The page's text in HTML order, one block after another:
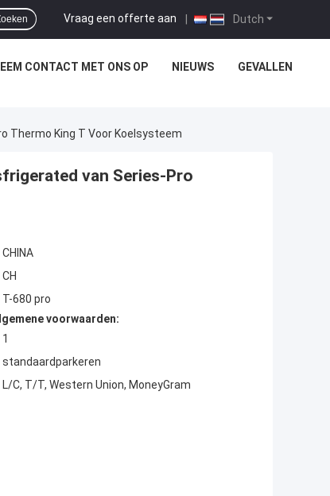
Dutch
Vraag een offerte aan |
CONTACT MET ONS OP NIEUWS GEVALLEN
Thermo King T Voor Koelsysteem
van Series-Pro
CHINA
CH
T-680 pro
voorwaarden:
1
standaardparkeren
L/C, T/T, Western Union, MoneyGram